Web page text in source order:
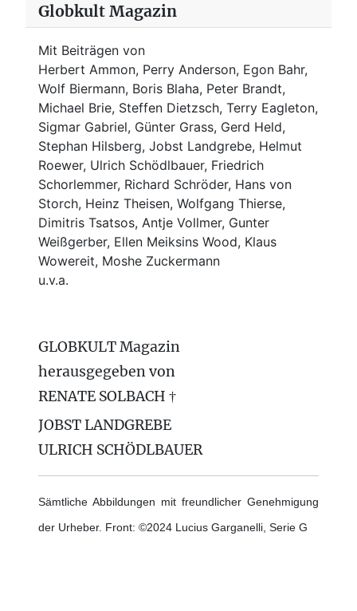
Globkult Magazin
Mit Beiträgen von
Herbert Ammon, Perry Anderson, Egon Bahr,
Wolf Biermann, Boris Blaha, Peter Brandt,
Michael Brie, Steffen Dietzsch, Terry Eagleton,
Sigmar Gabriel, Günter Grass, Gerd Held,
Stephan Hilsberg, Jobst Landgrebe, Helmut
Roewer, Ulrich Schödlbauer, Friedrich
Schorlemmer, Richard Schröder, Hans von
Storch, Heinz Theisen, Wolfgang Thierse,
Dimitris Tsatsos, Antje Vollmer, Gunter
Weißgerber, Ellen Meiksins Wood, Klaus
Wowereit, Moshe Zuckermann
u.v.a.
GLOBKULT Magazin
herausgegeben von
RENATE SOLBACH †
JOBST LANDGREBE
ULRICH SCHÖDLBAUER
Sämtliche Abbildungen mit freundlicher Genehmigung
der Urheber. Front: ©2024 Lucius Garganelli, Serie G